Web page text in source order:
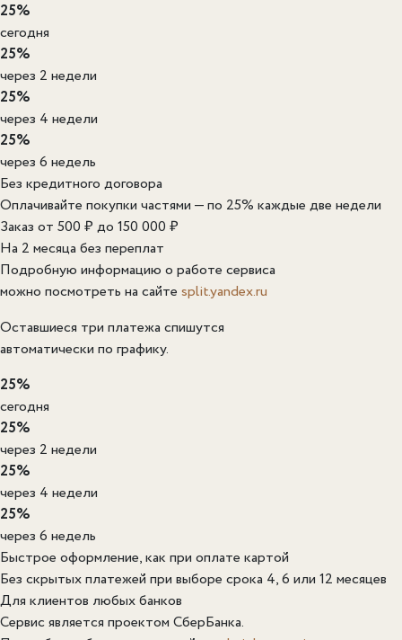
25%
сегодня
25%
через 2 недели
25%
через 4 недели
25%
через 6 недель
Без кредитного договора
Оплачивайте покупки частями — по 25% каждые две недели
Заказ от 500 ₽ до 150 000 ₽
На 2 месяца без переплат
Подробную информацию о работе сервиса
можно посмотреть на сайте split.yandex.ru
Оставшиеся три платежа спишутся
автоматически по графику.
25%
сегодня
25%
через 2 недели
25%
через 4 недели
25%
через 6 недель
Быстрое оформление, как при оплате картой
Без скрытых платежей при выборе срока 4, 6 или 12 месяцев
Для клиентов любых банков
Сервис является проектом СберБанка.